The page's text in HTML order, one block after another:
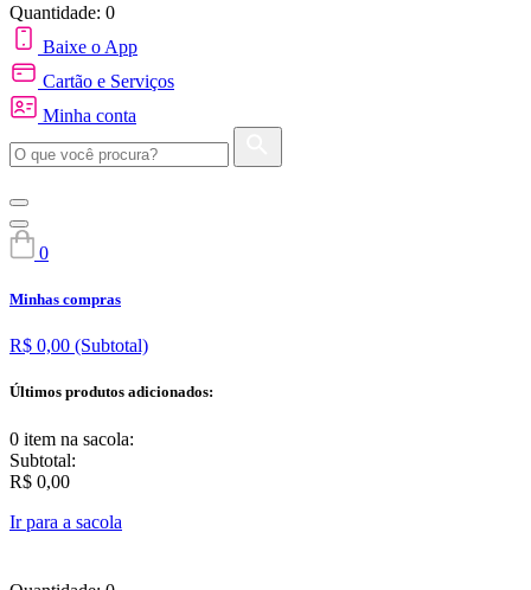
Quantidade: 0
Baixe o App
Cartão e Serviços
Minha conta
0
Minhas compras
R$ 0,00 (Subtotal)
Últimos produtos adicionados:
0 item na sacola:
Subtotal:
R$ 0,00
Ir para a sacola